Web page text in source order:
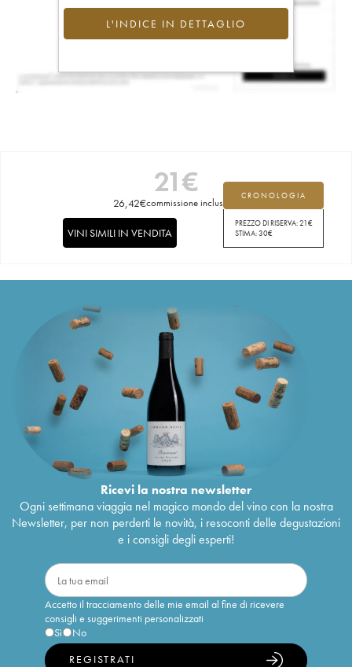
L'INDICE IN DETTAGLIO
21€
26,42€commissione inclusa
CRONOLOGIA
PREZZO DI RISERVA:21€
STIMA:30€
VINI SIMILI IN VENDITA
Ricevi la nostra newsletter
Ogni settimana viaggia nel magico mondo del vino con la nostra
Newsletter, per non perderti le novità, i resoconti delle degustazioni
e i consigli degli esperti!
Accetto il tracciamento delle mie email al fine di ricevere
consigli e suggerimenti personalizzati
Sì
No
REGISTRATI